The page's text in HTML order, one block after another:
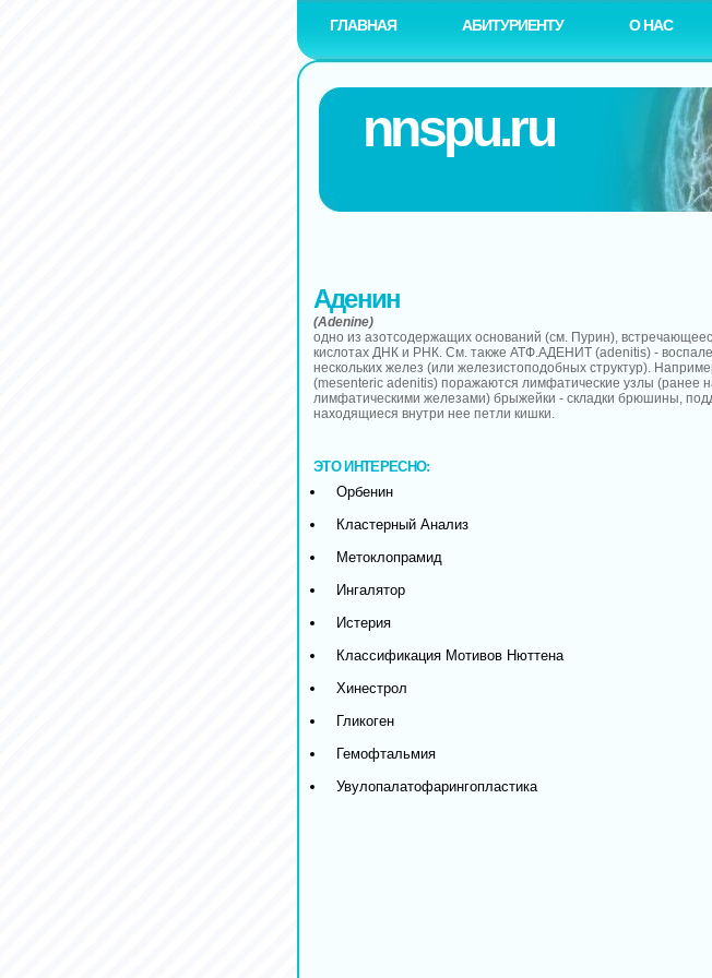
ГЛАВНАЯ АБИТУРИЕНТУ О НАС
nnspu.ru
Аденин
(Adenine)
одно из азотсодержащих оснований (см. Пурин),
кислотах ДНК и РНК. См. также АТФ.АДЕНИТ (adenitis) -
нескольких желез (или железистоподобных структур).
(mesenteric adenitis) поражаются лимфатические узлы (ранее
лимфатическими железами) брыжейки - складки брюшины,
находящиеся внутри нее петли кишки.
ЭТО ИНТЕРЕСНО:
Орбенин
Кластерный Анализ
Метоклопрамид
Ингалятор
Истерия
Классификация Мотивов Нюттена
Хинестрол
Гликоген
Гемофтальмия
Увулопалатофарингопластика